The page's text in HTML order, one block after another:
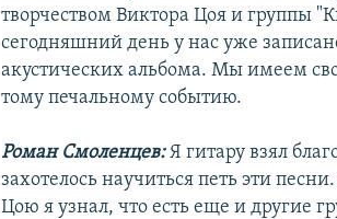
творчеством Виктора Цоя и группы
сегодняшний день у нас уже
акустических альбома. Мы имеем
тому печальному событию.
Роман Смоленцев:Я гитару взял
захотелось научиться петь эти
Цою я узнал, что есть еще и другие